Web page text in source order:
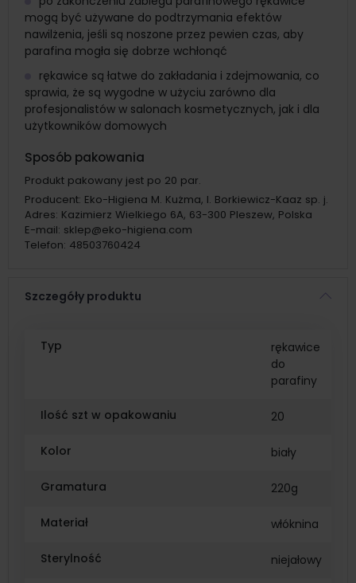
mogą być używane do podtrzymania efektów
nawilżenia, jeśli są noszone przez pewien czas, aby
parafina mogła się dobrze wchłonąć
rękawice są łatwe do zakładania i zdejmowania, co
sprawia, że są wygodne w użyciu zarówno dla
profesjonalistów w salonach kosmetycznych, jak i dla
użytkowników domowych
Sposób pakowania
Produkt pakowany jest po 20 par.
Producent: Eko-Higiena M. Kużma, I. Borkiewicz-Kaaz sp. j.
Adres: Kazimierz Wielkiego 6A, 63-300 Pleszew, Polska
E-mail: sklep@eko-higiena.com
Telefon: 48503760424
Szczegóły produktu
Typ
rękawice
do
parafiny
Ilość szt w opakowaniu 20
Kolor biały
Gramatura 220g
Materiał włóknina
Sterylność niejałowy